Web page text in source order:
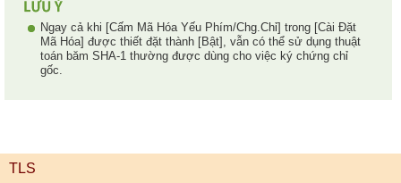
Ngay cả khi [Cấm Mã Hóa Yếu Phím/Chg.Chỉ] trong [Cài Đặt
Mã Hóa] được thiết đặt thành [Bật], vẫn có thể sử dụng thuật
toán băm SHA-1 thường được dùng cho việc ký chứng chỉ
gốc.
TLS